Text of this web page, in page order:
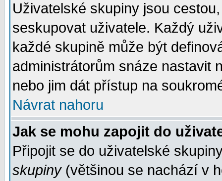
Uživatelské skupiny jsou
seskupovat uživatele. Každý
každé skupině může být
administrátorům snáze nastavit
nebo jim dát přístup na
Návrat nahoru
Jak se mohu zapojit do
Připojit se do uživatelské
skupiny(většinou se nachází v